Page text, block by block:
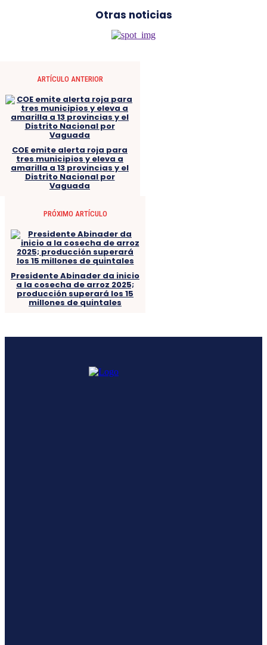
Otras noticias
ARTÍCULO ANTERIOR
COE emite alerta roja para
tres municipios y eleva a
amarilla a 13 provincias y el
Distrito Nacional por
Vaguada
PRÓXIMO ARTÍCULO
Presidente Abinader da inicio
a la cosecha de arroz 2025;
producción superará los 15
millones de quintales